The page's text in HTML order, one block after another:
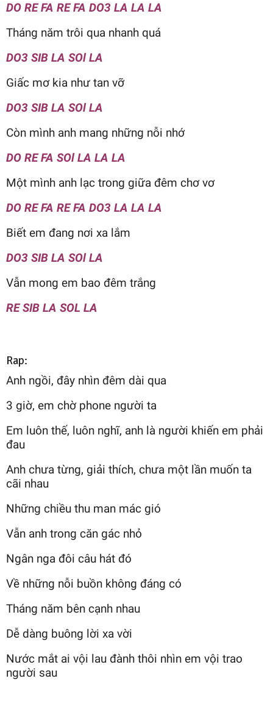
DO RE FA RE FA DO3 LA LA LA
Tháng năm trôi qua nhanh quá
DO3 SIB LA SOl LA
Giấc mơ kia như tan vỡ
DO3 SIB LA SOl LA
Còn mình anh mang những nỗi nhớ
DO RE FA SOl LA LA LA
Một mình anh lạc trong giữa đêm chơ vơ
DO RE FA RE FA DO3 LA LA LA
Biết em đang nơi xa lắm
DO3 SIB LA SOl LA
Vẫn mong em bao đêm trắng
RE SIB LA SOL LA
Rap:
Anh ngồi, đây nhìn đêm dài qua
3 giờ, em chờ phone người ta
Em luôn thế, luôn nghĩ, anh là người khiến em phải
đau
Anh chưa từng, giải thích, chưa một lần muốn ta
cãi nhau
Những chiều thu man mác gió
Vẫn anh trong căn gác nhỏ
Ngân nga đôi câu hát đó
Về những nỗi buồn không đáng có
Tháng năm bên cạnh nhau
Dễ dàng buông lời xa vời
Nước mắt ai vội lau đành thôi nhìn em vội trao
người sau